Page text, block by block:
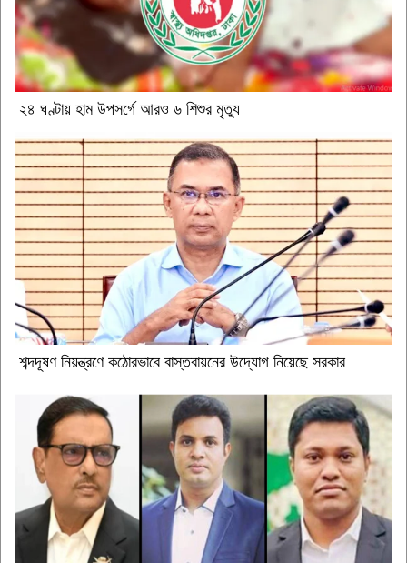
২৪ ঘণ্টায় হাম উপসর্গে আরও ৬ শিশুর মৃত্যু
শব্দদূষণ নিয়ন্ত্রণে কঠোরভাবে বাস্তবায়নের উদ্যোগ নিয়েছে সরকার